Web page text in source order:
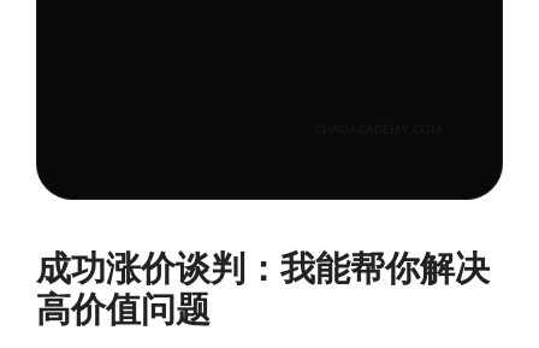
成功涨价谈判：我能帮你解决
高价值问题